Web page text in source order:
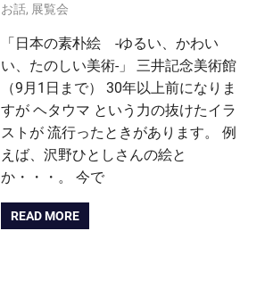
お話, 展覧会
「日本の素朴絵 -ゆるい、かわい
い、たのしい美術-」 三井記念美術館
（9月1日まで） 30年以上前になりま
すが ヘタウマ という力の抜けたイラ
ストが 流行ったときがあります。 例
えば、沢野ひとしさんの絵と
か・・・。 今で
READ MORE